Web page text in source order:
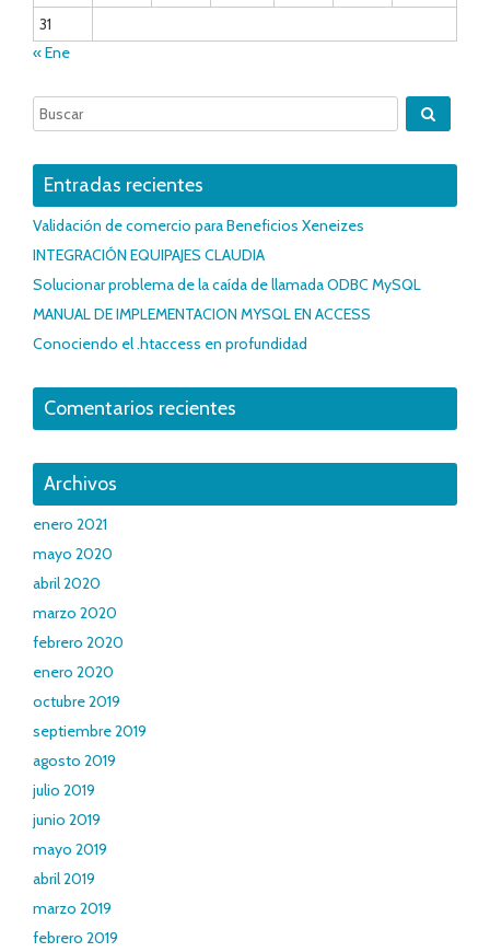
31
« Ene
Entradas recientes
Validación de comercio para Beneficios Xeneizes
INTEGRACIÓN EQUIPAJES CLAUDIA
Solucionar problema de la caída de llamada ODBC MySQL
MANUAL DE IMPLEMENTACION MYSQL EN ACCESS
Conociendo el .htaccess en profundidad
Comentarios recientes
Archivos
enero 2021
mayo 2020
abril 2020
marzo 2020
febrero 2020
enero 2020
octubre 2019
septiembre 2019
agosto 2019
julio 2019
junio 2019
mayo 2019
abril 2019
marzo 2019
febrero 2019